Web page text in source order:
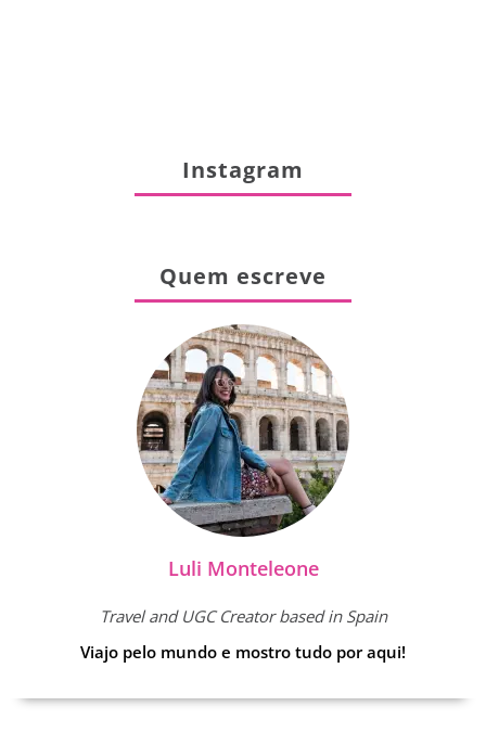
Instagram
Quem escreve
Luli Monteleone
Travel and UGC Creator based in Spain
Viajo pelo mundo e mostro tudo por aqui!